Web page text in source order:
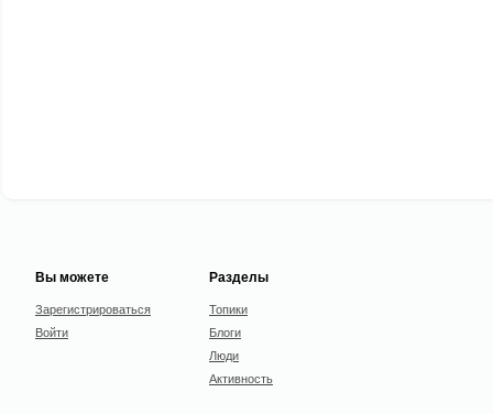
Вы можете
Зарегистрироваться
Войти
Разделы
Топики
Блоги
Люди
Активность